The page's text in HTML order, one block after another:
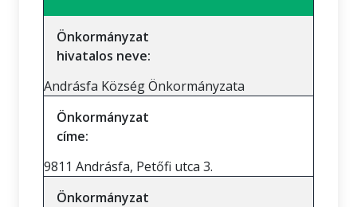
Önkormányzat
hivatalos neve:
Andrásfa Község Önkormányzata
Önkormányzat
címe:
9811 Andrásfa, Petőfi utca 3.
Önkormányzat